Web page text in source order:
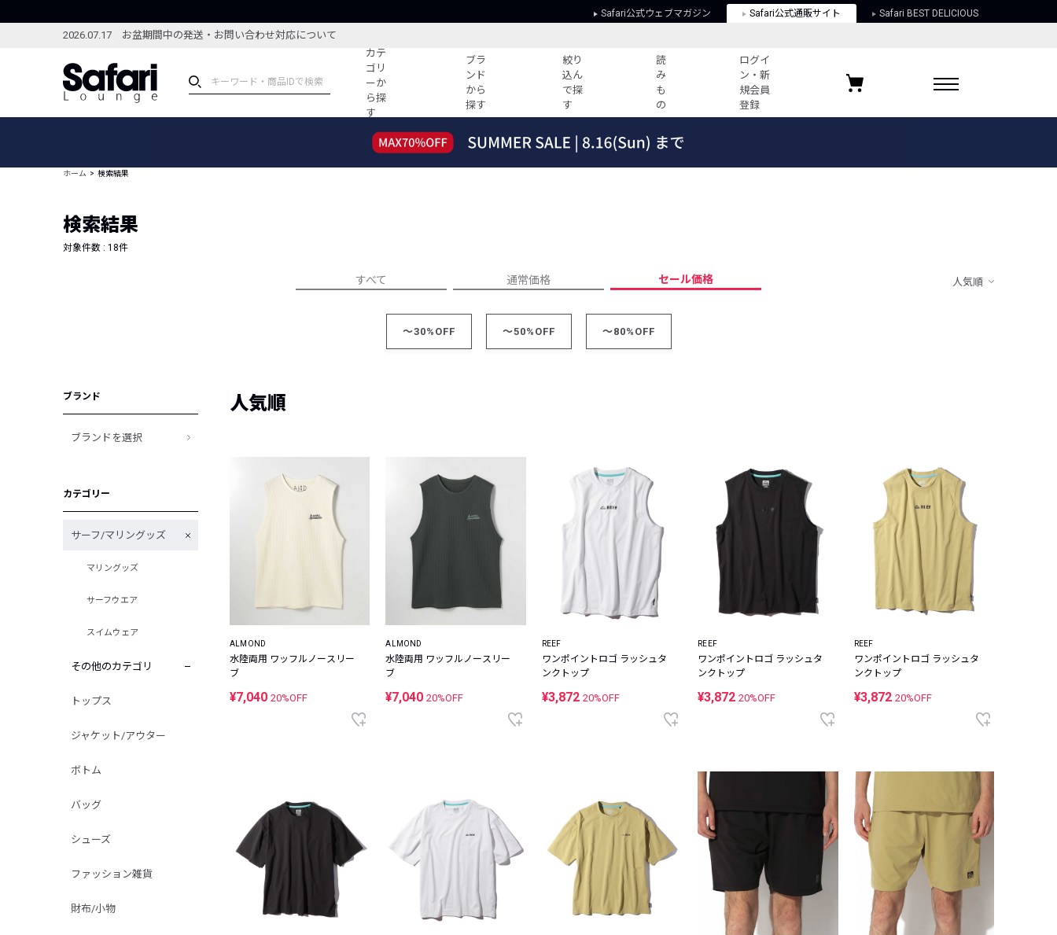
Safari公式ウェブマガジン Safari公式通販サイト Safari BEST DELICIOUS
2026.07.17 お盆期間中の発送・お問い合わせ対応について
カテ
ゴリ
ーか
ら探
す
ブラ
ンド
から
探す
絞り
込ん
で探
す
読
み
も
の
ログイ
ン・新
規会員
登録
ブランドから探す
新着アイテム
編集部のおすすめアイテム
すべての記事
人気記事ランキング
ウィークリーコーデ
人気アイテム TOP 15
プライバシーポリシー
お気に入りブランド
ホーム 検索結果
検索結果
対象件数 : 18件
すべて 通常価格 セール価格 人気順
～30%OFF ～50%OFF ～80%OFF
ブランド
ブランドを選択
カテゴリー
サーフ/マリングッズ
マリングッズ
サーフウエア
スイムウェア
その他のカテゴリ
トップス
ジャケット/アウター
ボトム
バッグ
シューズ
ファッション雑貨
財布/小物
人気順
ALMOND
水陸両用 ワッフルノースリー
ブ
¥7,040 20%OFF
ALMOND
水陸両用 ワッフルノースリー
ブ
¥7,04020%OFF
REEF
ワンポイントロゴ ラッシュタ
ンクトップ
¥3,872 20%OFF
REEF
ワンポイントロゴ ラッシュタ
ンクトップ
¥3,87220%OFF
REEF
ワンポイントロゴ ラッシュタ
ンクトップ
¥3,872 20%OFF